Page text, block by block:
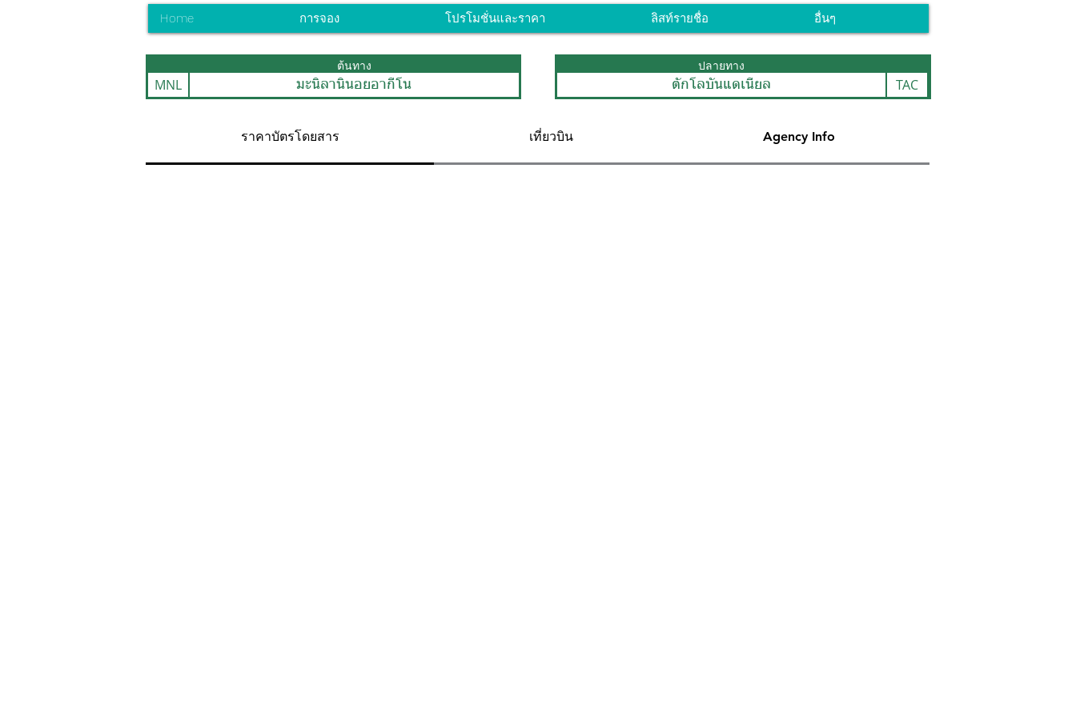
Home การจอง โปรโมชั่นและราคา ลิสท์รายชื่อ อื่นๆ
ต้นทาง
MNL มะนิลานินอยอากีโน
ปลายทาง
TAC
ตักโลบันแดเนียล
ราคาบัตรโดยสาร เที่ยวบิน Agency Info